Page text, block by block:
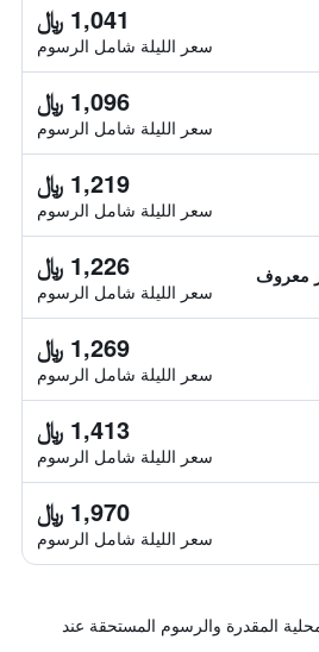
1,041 ﷼
سعر الليلة شامل الرسوم
1,096 ﷼
سعر الليلة شامل الرسوم
1,219 ﷼
سعر الليلة شامل الرسوم
معروف 1,226 ﷼
سعر الليلة شامل الرسوم
1,269 ﷼
سعر الليلة شامل الرسوم
1,413 ﷼
سعر الليلة شامل الرسوم
1,970 ﷼
سعر الليلة شامل الرسوم
المقدرة والرسوم المستحقة عند